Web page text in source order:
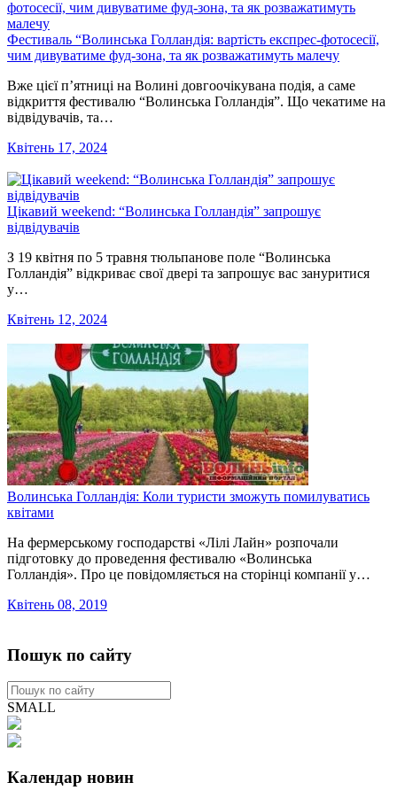
Фестиваль “Волинська Голландія: вартість експрес-фотосесії,
чим дивуватиме фуд-зона, та як розважатимуть малечу
Вже цієї п’ятниці на Волині довгоочікувана подія, а саме
відкриття фестивалю “Волинська Голландія”. Що чекатиме на
відвідувачів, та…
Квітень 17, 2024
Цікавий weekend: “Волинська Голландія” запрошує
відвідувачів
З 19 квітня по 5 травня тюльпанове поле “Волинська
Голландія” відкриває свої двері та запрошує вас зануритися
у…
Квітень 12, 2024
Волинська Голландія: Коли туристи зможуть помилуватись
квітами
На фермерському господарстві «Лілі Лайн» розпочали
підготовку до проведення фестивалю «Волинська
Голландія». Про це повідомляється на сторінці компанії у…
Квітень 08, 2019
Пошук по сайту
SMALL
Календар новин